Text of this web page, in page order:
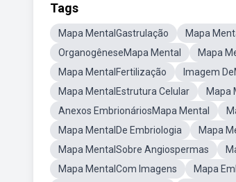
Tags
Mapa MentalGastrulação Mapa
OrganogêneseMapa Mental
Mapa
Mapa MentalFertilização
Imagem
Mapa MentalEstrutura Celular
Mapa
Anexos EmbrionáriosMapa Mental
Mapa MentalDe Embriologia
Mapa
Mapa MentalSobre Angiospermas
Mapa MentalCom Imagens
Mapa